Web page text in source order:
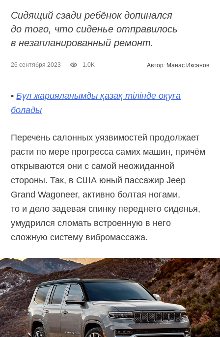
Сидящий сзади ребёнок допинался
до того, что сиденье отправилось
в незапланированный ремонт.
26 сентября 2023 1.0K Автор: Манас Иксанов
•Бұл жарияланымды қазақ тілінде оқуға
болады
Перечень салонных уязвимостей продолжает
расти по мере прогресса самих машин, причём
открываются они с самой неожиданной
стороны. Так, в США юный пассажир Jeep
Grand Wagoneer, активно болтая ногами,
то и дело задевая спинку переднего сиденья,
умудрился сломать встроенную в него
сложную систему вибромассажа.